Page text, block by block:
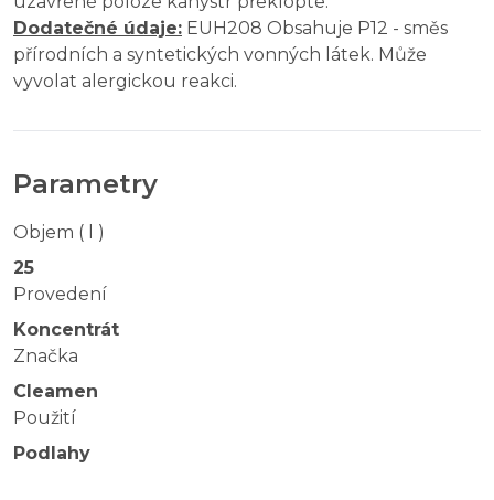
Dodatečné údaje: EUH208 Obsahuje P12 - směs
přírodních a syntetických vonných látek. Může
vyvolat alergickou reakci.
Parametry
Objem ( l )
25
Provedení
Koncentrát
Značka
Cleamen
Použití
Podlahy